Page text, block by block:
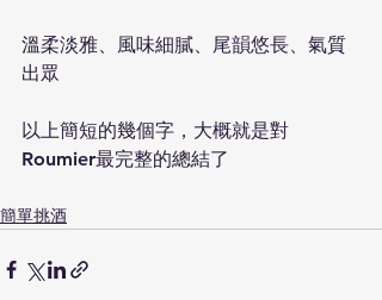
溫柔淡雅、風味細膩、尾韻悠長、氣質
出眾
以上簡短的幾個字，大概就是對
Roumier最完整的總結了
簡單挑酒